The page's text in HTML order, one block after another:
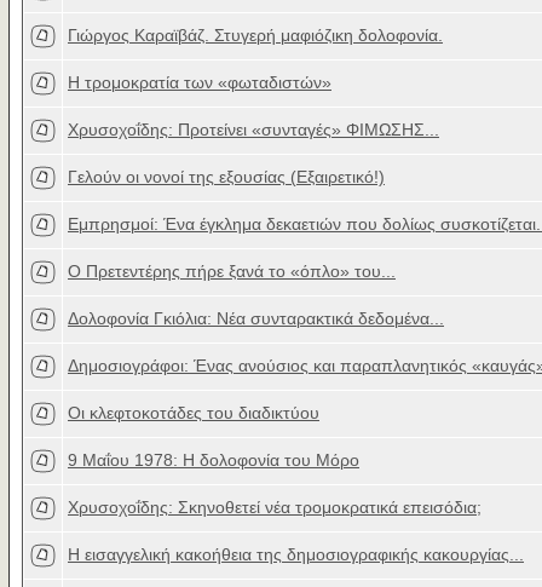
Γιώργος Καραϊβάζ. Στυγερή μαφιόζικη δολοφονία.
Η τρομοκρατία των «φωταδιστών»
Χρυσοχοΐδης: Προτείνει «συνταγές» ΦΙΜΩΣΗΣ...
Γελούν οι νονοί της εξουσίας (Εξαιρετικό!)
Εμπρησμοί: Ένα έγκλημα δεκαετιών που δολίως
Ο Πρετεντέρης πήρε ξανά το «όπλο» του...
Δολοφονία Γκιόλια: Νέα συνταρακτικά δεδομένα...
Δημοσιογράφοι: Ένας ανούσιος και παραπλανητικός
Οι κλεφτοκοτάδες του διαδικτύου
9 Μαΐου 1978: Η δολοφονία του Μόρο
Χρυσοχοΐδης: Σκηνοθετεί νέα τρομοκρατικά επεισόδια;
Η εισαγγελική κακοήθεια της δημοσιογραφικής κακουργίας...